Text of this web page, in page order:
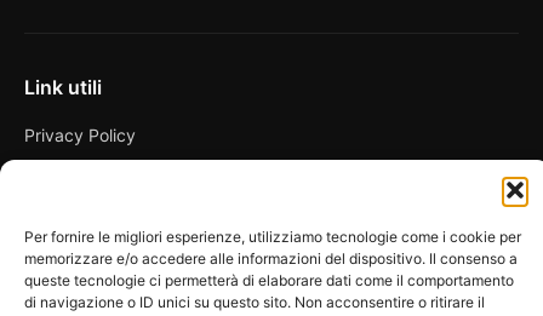
Per fornire le migliori esperienze, utilizziamo tecnologie come i cookie per
memorizzare e/o accedere alle informazioni del dispositivo. Il consenso a
queste tecnologie ci permetterà di elaborare dati come il comportamento
di navigazione o ID unici su questo sito. Non acconsentire o ritirare il
Link utili
Privacy Policy
Cookie Policy
FAQ